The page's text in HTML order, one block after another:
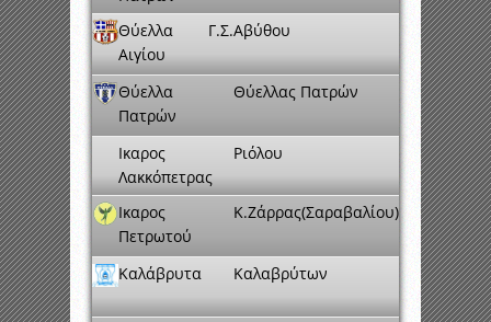
Θύελλα Γ.Σ.
Αιγίου
Αβύθου
Θύελλα
Πατρών
Θύελλας Πατρών
Ικαρος
Λακκόπετρας
Ριόλου
Ικαρος
Πετρωτού
Κ.Ζάρρας(Σαραβαλίου)
Καλάβρυτα Καλαβρύτων